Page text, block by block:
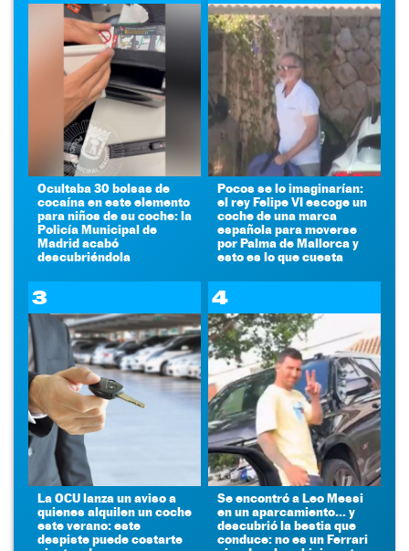
Ocultaba 30 bolsas de
cocaína en este elemento
para niños de su coche: la
Policía Municipal de
Madrid acabó
descubriéndola
Pocos se lo imaginarían:
el rey Felipe VI escoge un
coche de una marca
española para moverse
por Palma de Mallorca y
esto es lo que cuesta
3
La OCU lanza un aviso a
quienes alquilen un coche
este verano: este
despiste puede costarte
4
Se encontró a Leo Messi
en un aparcamiento... y
descubrió la bestia que
conduce: no es un Ferrari